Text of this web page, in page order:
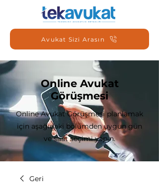
Avukat Sizi Arasın
Online Avukat
Görüşmesi
Online Avukat Görüşmesi planlamak
için aşağıdaki bölümden uygun gün
ve saat seçimi yapın.
Geri